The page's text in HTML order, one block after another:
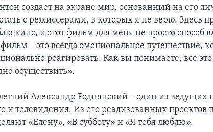
создает на экране мир, основанный на его
с режиссерами, в которых я не верю. Здесь
кино, и этот фильм для меня не просто способ
– это всегда эмоциональное путешествие,
реагировать. Как вы понимаете, все это
осуществить».
Александр Роднянский – один из ведущих
и телевидения. Из его реализованных проектов
«Елену», «В субботу» и «Я тебя люблю».